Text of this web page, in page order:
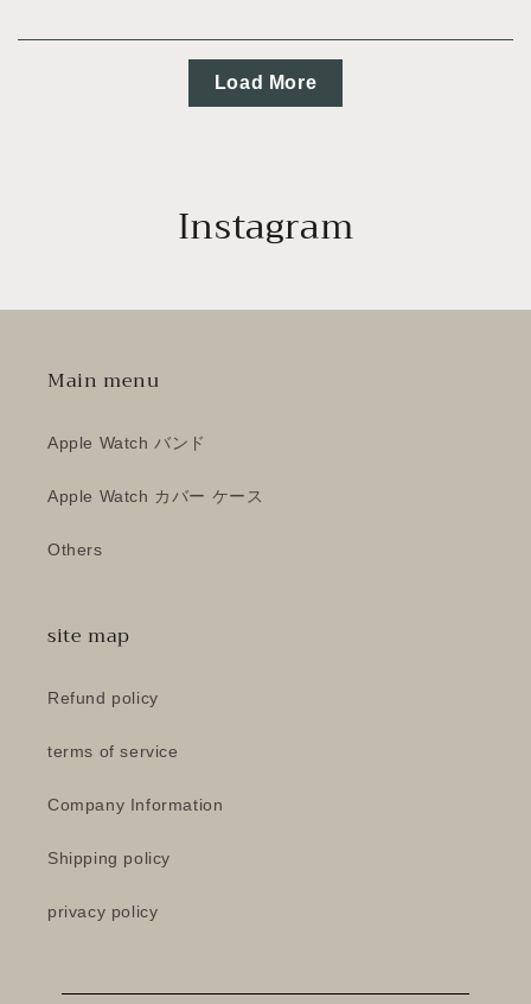
Load More
Instagram
Main menu
Apple Watch バンド
Apple Watch カバー ケース
Others
site map
Refund policy
terms of service
Company Information
Shipping policy
privacy policy